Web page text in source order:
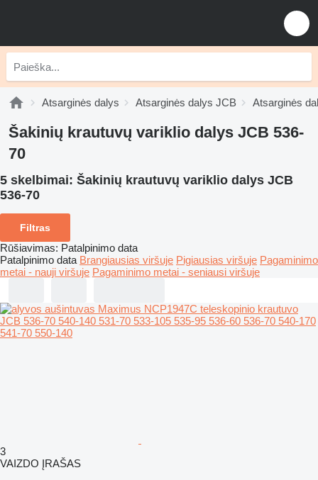
Atsarginės dalys Atsarginės dalys JCB Atsarginės
Šakinių krautuvų variklio dalys JCB 536-
70
5 skelbimai: Šakinių krautuvų variklio dalys JCB
536-70
Filtras
Rūšiavimas: Patalpinimo data
Patalpinimo data Brangiausias viršuje Pigiausias viršuje Pagaminimo
metai - nauji viršuje Pagaminimo metai - seniausi viršuje
3
VAIZDO ĮRAŠAS